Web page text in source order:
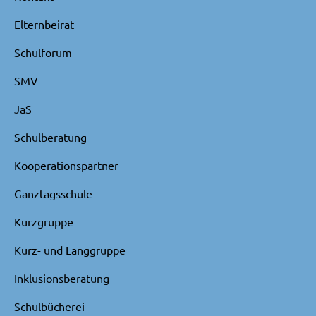
Elternbeirat
Schulforum
SMV
JaS
Schulberatung
Kooperationspartner
Ganztagsschule
Kurzgruppe
Kurz- und Langgruppe
Inklusionsberatung
Schulbücherei